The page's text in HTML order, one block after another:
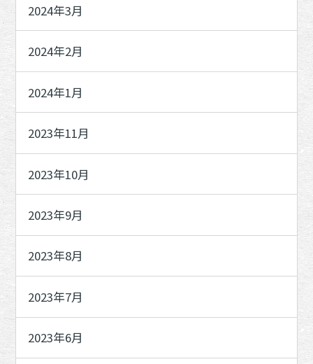
2024年3月
2024年2月
2024年1月
2023年11月
2023年10月
2023年9月
2023年8月
2023年7月
2023年6月